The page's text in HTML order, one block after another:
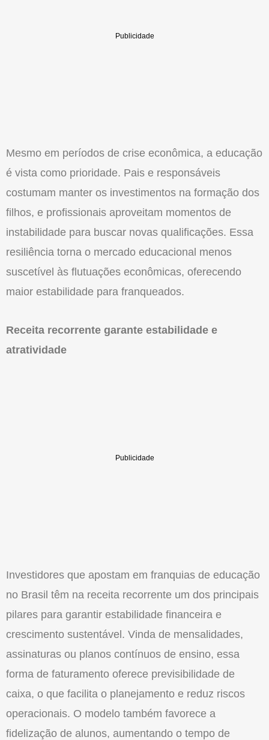
Mesmo em períodos de crise econômica, a educação
é vista como prioridade. Pais e responsáveis
costumam manter os investimentos na formação dos
filhos, e profissionais aproveitam momentos de
instabilidade para buscar novas qualificações. Essa
resiliência torna o mercado educacional menos
suscetível às flutuações econômicas, oferecendo
maior estabilidade para franqueados.
Receita recorrente garante estabilidade e
atratividade
Investidores que apostam em franquias de educação
no Brasil têm na receita recorrente um dos principais
pilares para garantir estabilidade financeira e
crescimento sustentável. Vinda de mensalidades,
assinaturas ou planos contínuos de ensino, essa
forma de faturamento oferece previsibilidade de
caixa, o que facilita o planejamento e reduz riscos
operacionais. O modelo também favorece a
fidelização de alunos, aumentando o tempo de